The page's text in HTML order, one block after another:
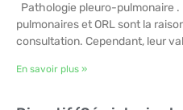
Pathologie pleuro-pulmonaire
pulmonaires et ORL sont la
consultation. Cependant, leur
En savoir plus »